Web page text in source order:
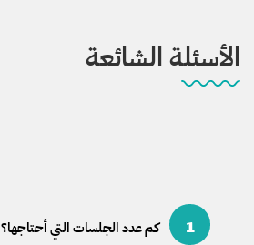
الأسئلة الشائعة
1 كم عدد الجلسات التي أحتاجها؟